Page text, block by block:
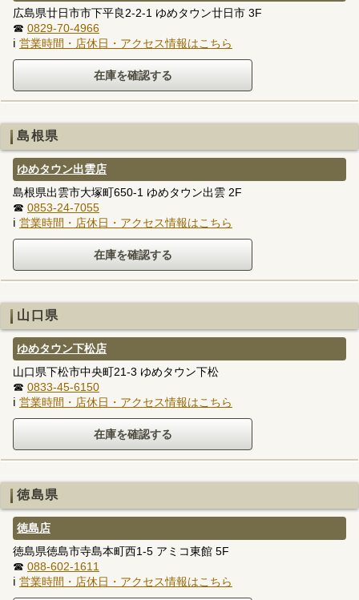
広島県廿日市市下平良2-2-1 ゆめタウン廿日市 3F
☎ 0829-70-4966
ℹ 営業時間・店休日・アクセス情報はこちら
島根県
ゆめタウン出雲店
島根県出雲市大塚町650-1 ゆめタウン出雲 2F
☎ 0853-24-7055
ℹ 営業時間・店休日・アクセス情報はこちら
山口県
ゆめタウン下松店
山口県下松市中央町21-3 ゆめタウン下松
☎ 0833-45-6150
ℹ 営業時間・店休日・アクセス情報はこちら
徳島県
徳島店
徳島県徳島市寺島本町西1-5 アミコ東館 5F
☎ 088-602-1611
ℹ 営業時間・店休日・アクセス情報はこちら